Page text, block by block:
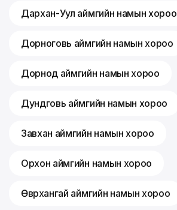
Дархан-Уул аймгийн намын хороо
Дорноговь аймгийн намын хороо
Дорнод аймгийн намын хороо
Дундговь аймгийн намын хороо
Завхан аймгийн намын хороо
Орхон аймгийн намын хороо
Өвөрхангай аймгийн намын хороо